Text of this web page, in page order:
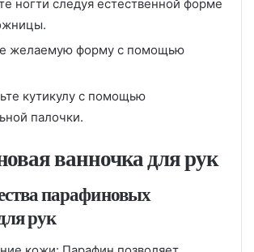
ногти следуя естественной форме
желаемую форму с помощью
кутикулу с помощью
палочки.
ванночка для рук
парафиновых
рук